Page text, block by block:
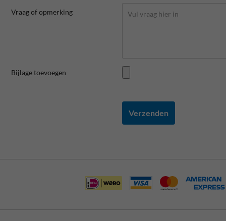
Vraag of opmerking
Bijlage toevoegen
Verzenden